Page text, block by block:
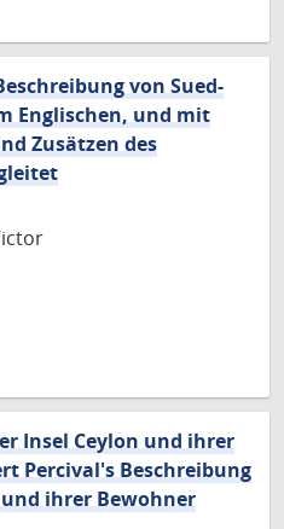
von Sued-
Englischen, und mit
Zusätzen des
Insel Ceylon und ihrer
Percival's Beschreibung
ihrer Bewohner